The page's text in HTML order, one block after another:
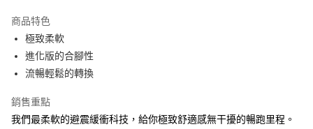
運送方式
宅配
每筆NT$100，滿NT$3,500(含以上)免運費
商品特色
極致柔軟
進化版的合腳性
流暢輕鬆的轉換
銷售重點
我們最柔軟的避震緩衝科技，給你極致舒適感無干擾的暢跑里程。